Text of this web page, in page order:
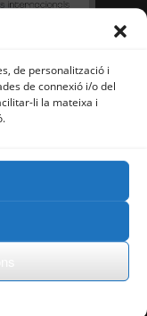
de personalització i
de connexió i/o del
li la mateixa i